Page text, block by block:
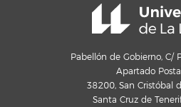
Pabellón de Gobierno, C/
Apartado
38200, San Cristóbal
Santa Cruz de